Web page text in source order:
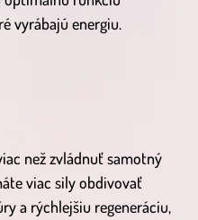
vyrábajú energiu.
než zvládnuť samotný
viac sily obdivovať
a rýchlejšiu regeneráciu,